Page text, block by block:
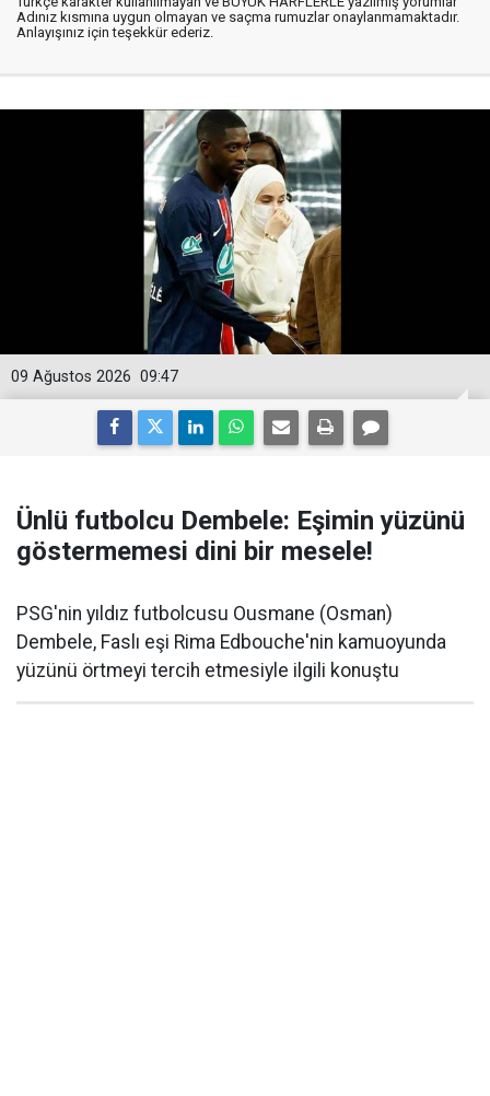
Adınız kısmına uygun olmayan ve saçma rumuzlar onaylanmamaktadır.
Anlayışınız için teşekkür ederiz.
09:47
09 Ağustos 2026
Ünlü futbolcu Dembele: Eşimin yüzünü
göstermemesi dini bir mesele!
PSG'nin yıldız futbolcusu Ousmane (Osman)
Dembele, Faslı eşi Rima Edbouche'nin kamuoyunda
yüzünü örtmeyi tercih etmesiyle ilgili konuştu